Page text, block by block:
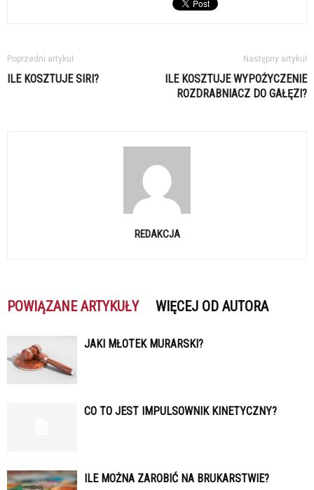
Poprzedni artykuł
ILE KOSZTUJE SIRI?
Następny artykuł
ILE KOSZTUJE WYPOŻYCZENIE
ROZDRABNIACZ DO GAŁĘZI?
REDAKCJA
POWIĄZANE ARTYKUŁY WIĘCEJ OD AUTORA
JAKI MŁOTEK MURARSKI?
CO TO JEST IMPULSOWNIK KINETYCZNY?
ILE MOŻNA ZAROBIĆ NA BRUKARSTWIE?